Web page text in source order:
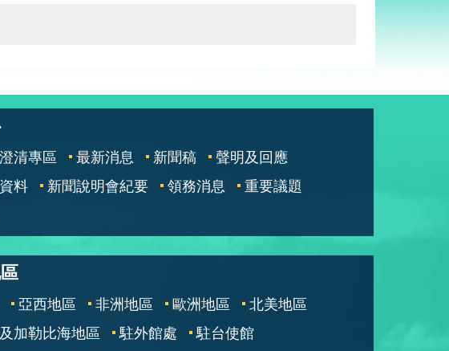
清專區 最新消息 新聞稿
聲明及回應
料
新聞說明會紀要 領務消息
重要議題
亞西地區 非洲地區 歐洲地區
北美地區
加勒比海地區
駐外館處
駐台使館